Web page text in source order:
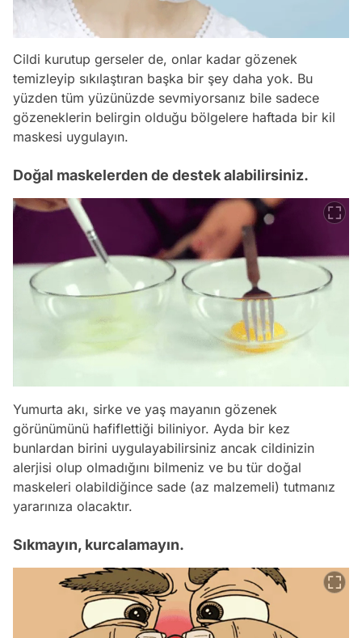
Cildi kurutup gerseler de, onlar kadar gözenek
temizleyip sıkılaştıran başka bir şey daha yok. Bu
yüzden tüm yüzünüzde sevmiyorsanız bile sadece
gözeneklerin belirgin olduğu bölgelere haftada bir kil
maskesi uygulayın.
Doğal maskelerden de destek alabilirsiniz.
Yumurta akı, sirke ve yaş mayanın gözenek
görünümünü hafiflettiği biliniyor. Ayda bir kez
bunlardan birini uygulayabilirsiniz ancak cildinizin
alerjisi olup olmadığını bilmeniz ve bu tür doğal
maskeleri olabildiğince sade (az malzemeli) tutmanız
yararınıza olacaktır.
Sıkmayın, kurcalamayın.